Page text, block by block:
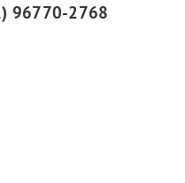
96770-2768